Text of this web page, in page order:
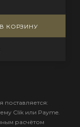
В КОРЗИНУ
Clik или Payme.
расчётом